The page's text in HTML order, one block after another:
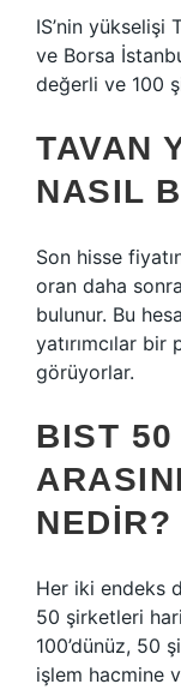
IS’nin yükselişi
ve Borsa
değerli ve 100
TAVAN
NASIL
Son hisse
oran daha
bulunur. Bu
yatırımcılar bir
görüyorlar.
BIST
NEDIR?
Her iki endeks
50 şirketleri
100’dünüz, 50
işlem hacmine